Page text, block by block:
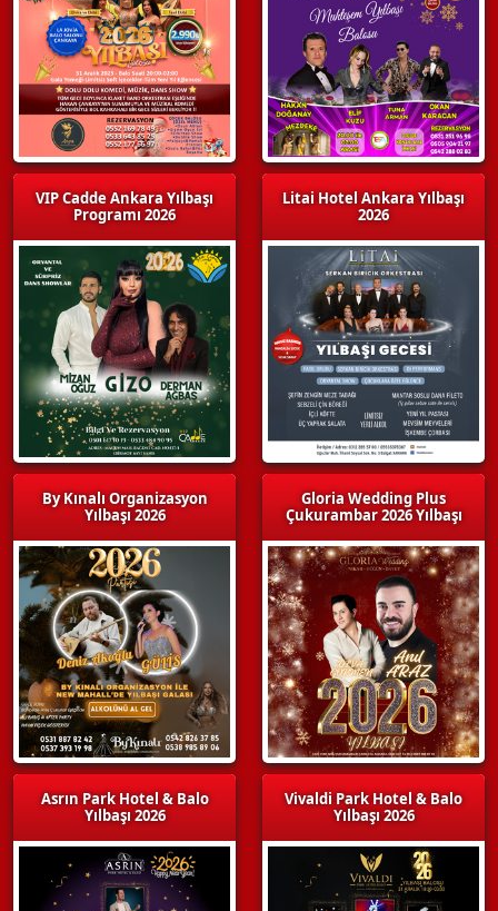
VIP Cadde Ankara Yılbaşı
Programı 2026
By Kınalı Organizasyon
Yılbaşı 2026
Asrın Park Hotel & Balo
Yılbaşı 2026
Litai Hotel Ankara Yılbaşı
2026
Gloria Wedding Plus
Çukurambar 2026 Yılbaşı
Vivaldi Park Hotel & Balo
Yılbaşı 2026